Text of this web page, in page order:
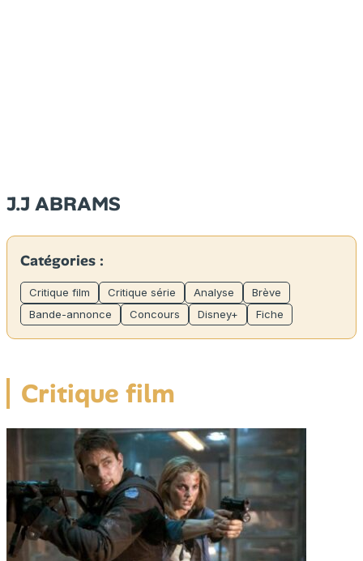
J.J ABRAMS
Catégories :
Critique film Critique série Analyse
Brève
Bande-annonce
Concours Disney+ Fiche
Critique film